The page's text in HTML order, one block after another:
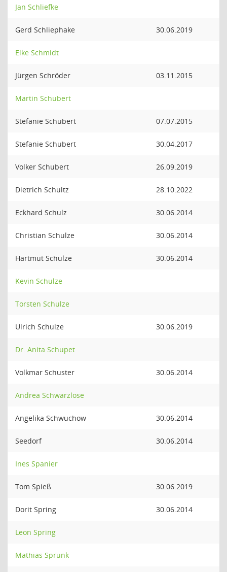
Jan Schliefke
Gerd Schliephake 30.06.2019
Elke Schmidt
Jürgen Schröder 03.11.2015
Martin Schubert
Stefanie Schubert 07.07.2015
Stefanie Schubert 30.04.2017
Volker Schubert 26.09.2019
Dietrich Schultz 28.10.2022
Eckhard Schulz 30.06.2014
Christian Schulze 30.06.2014
Hartmut Schulze 30.06.2014
Kevin Schulze
Torsten Schulze
Ulrich Schulze 30.06.2019
Dr. Anita Schupet
Volkmar Schuster 30.06.2014
Andrea Schwarzlose
Angelika Schwuchow 30.06.2014
Seedorf 30.06.2014
Ines Spanier
Tom Spieß 30.06.2019
Dorit Spring 30.06.2014
Leon Spring
Mathias Sprunk